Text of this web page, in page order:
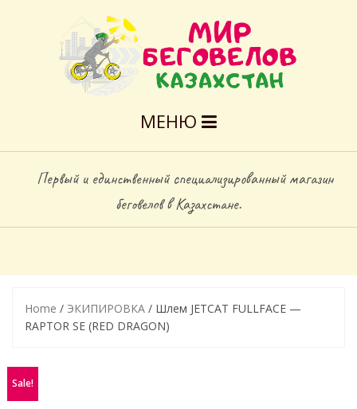
МЕНЮ
Первый и единственный специализированный магазин
беговелов в Казахстане.
Home / ЭКИПИРОВКА / Шлем JETCAT FULLFACE —
RAPTOR SE (RED DRAGON)
Sale!